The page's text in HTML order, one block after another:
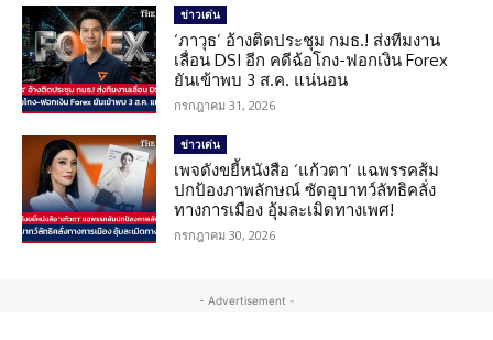
ข่าวเด่น
‘ภาวุธ’ อ้างติดประชุม กมธ.! ส่งทีมงาน
เลื่อน DSI อีก คดีฉ้อโกง-ฟอกเงิน Forex
ยันเข้าพบ 3 ส.ค. แน่นอน
กรกฎาคม 31, 2026
ข่าวเด่น
เพจดังขยี้หนังสือ ‘แก้วตา’ แฉพรรคส้ม
ปกป้องภาพลักษณ์ ซัดอุบาทว์ลัทธิคลั่ง
ทางการเมือง อุ้มละเมิดทางเพศ!
กรกฎาคม 30, 2026
- Advertisement -